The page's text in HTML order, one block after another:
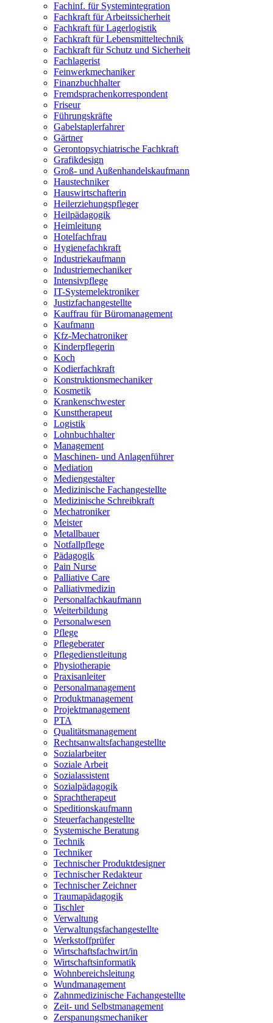
Fachinf. für Systemintegration
Fachkraft für Arbeitssicherheit
Fachkraft für Lagerlogistik
Fachkraft für Lebensmitteltechnik
Fachkraft für Schutz und Sicherheit
Fachlagerist
Feinwerkmechaniker
Finanzbuchhalter
Fremdsprachenkorrespondent
Friseur
Führungskräfte
Gabelstaplerfahrer
Gärtner
Gerontopsychiatrische Fachkraft
Grafikdesign
Groß- und Außenhandelskaufmann
Haustechniker
Hauswirtschafterin
Heilerziehungspfleger
Heilpädagogik
Heimleitung
Hotelfachfrau
Hygienefachkraft
Industriekaufmann
Industriemechaniker
Intensivpflege
IT-Systemelektroniker
Justizfachangestellte
Kauffrau für Büromanagement
Kaufmann
Kfz-Mechatroniker
Kinderpflegerin
Koch
Kodierfachkraft
Konstruktionsmechaniker
Kosmetik
Krankenschwester
Kunsttherapeut
Logistik
Lohnbuchhalter
Management
Maschinen- und Anlagenführer
Mediation
Mediengestalter
Medizinische Fachangestellte
Medizinische Schreibkraft
Mechatroniker
Meister
Metallbauer
Notfallpflege
Pädagogik
Pain Nurse
Palliative Care
Palliativmedizin
Personalfachkaufmann
Weiterbildung
Personalwesen
Pflege
Pflegeberater
Pflegedienstleitung
Physiotherapie
Praxisanleiter
Personalmanagement
Produktmanagement
Projektmanagement
PTA
Qualitätsmanagement
Rechtsanwaltsfachangestellte
Sozialarbeiter
Soziale Arbeit
Sozialassistent
Sozialpädagogik
Sprachtherapeut
Speditionskaufmann
Steuerfachangestellte
Systemische Beratung
Technik
Techniker
Technischer Produktdesigner
Technischer Redakteur
Technischer Zeichner
Traumapädagogik
Tischler
Verwaltung
Verwaltungsfachangestellte
Werkstoffprüfer
Wirtschaftsfachwirt/in
Wirtschaftsinformatik
Wohnbereichsleitung
Wundmanagement
Zahnmedizinische Fachangestellte
Zeit- und Selbstmanagement
Zerspanungsmechaniker